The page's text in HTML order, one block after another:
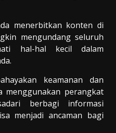
menerbitkan konten di
mengundang seluruh
hal-hal kecil dalam
keamanan dan
menggunakan perangkat
berbagi informasi
menjadi ancaman bagi